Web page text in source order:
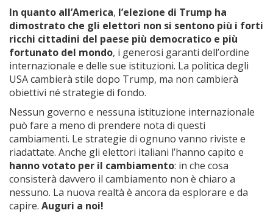
In quanto all’America, l’elezione di Trump ha
dimostrato che gli elettori non si sentono più i forti
ricchi cittadini del paese più democratico e più
fortunato del mondo, i generosi garanti dell’ordine
internazionale e delle sue istituzioni. La politica degli
USA cambierà stile dopo Trump, ma non cambierà
obiettivi né strategie di fondo.
Nessun governo e nessuna istituzione internazionale
può fare a meno di prendere nota di questi
cambiamenti. Le strategie di ognuno vanno riviste e
riadattate. Anche gli elettori italiani l’hanno capito e
hanno votato per il cambiamento: in che cosa
consisterà davvero il cambiamento non è chiaro a
nessuno. La nuova realtà è ancora da esplorare e da
capire. Auguri a noi!